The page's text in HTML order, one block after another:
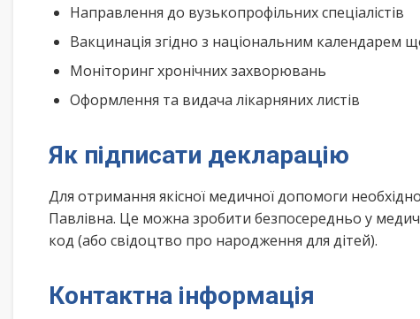
Направлення до вузькопрофільних спеціалістів
Вакцинація згідно з національним календарем
Моніторинг хронічних захворювань
Оформлення та видача лікарняних листів
Як підписати декларацію
Для отримання якісної медичної допомоги
Павлівна. Це можна зробити безпосередньо у
код (або свідоцтво про народження для дітей).
Контактна інформація